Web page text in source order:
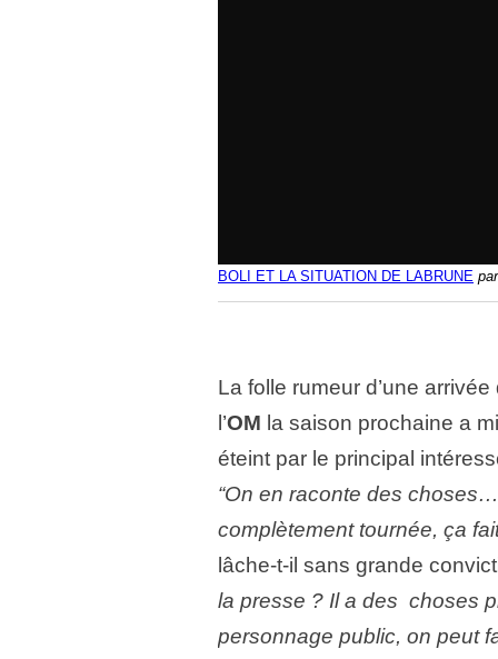
BOLI ET LA SITUATION DE LABRUNE par
La folle rumeur d’une arrivée
l’OM la saison prochaine a
éteint par le principal
“On en raconte des
complètement tournée, ça
lâche-t-il sans grande
la presse ? Il a des choses
personnage public, on peut